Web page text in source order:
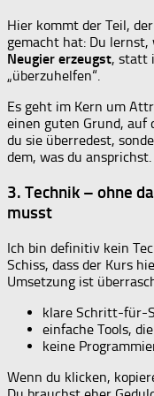
Hier kommt der Teil,
gemacht hat: Du lernst,
Neugier erzeugst, statt
„überzuhelfen“.
Es geht im Kern um
einen guten Grund, auf
du sie überredest,
dem, was du ansprichst.
3. Technik – ohne
musst
Ich bin definitiv kein
Schiss, dass der Kurs
Umsetzung ist
klare Schritt-für-
einfache Tools,
keine
Wenn du klicken,